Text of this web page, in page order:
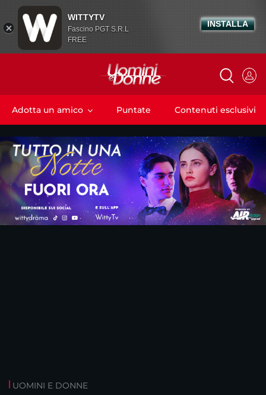
Adotta un amico Puntate Contenuti esclusivi
UOMINI E DONNE
WITTYTV
Fascino PGT S.R.L
FREE
INSTALLA